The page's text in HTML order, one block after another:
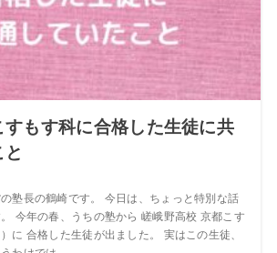
すもす科に合格した生徒に共
塾長の鶴崎です。 今日は、ちょっと特別な話
今年の春、うちの塾から 嵯峨野高校 京都こす
に 合格した生徒が出ました。 実はこの生徒、